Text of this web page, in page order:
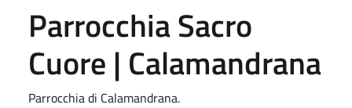
Parrocchia Sacro
Cuore | Calamandrana
Parrocchia di Calamandrana.